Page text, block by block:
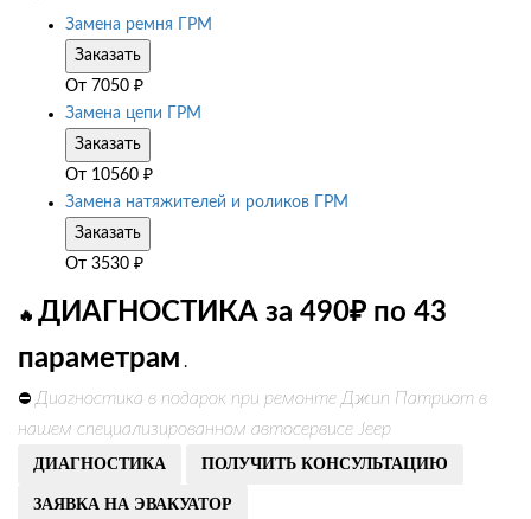
Замена ремня ГРМ
Заказать
От 7050 ₽
Замена цепи ГРМ
Заказать
От 10560 ₽
Замена натяжителей и роликов ГРМ
Заказать
От 3530 ₽
🔥 ДИАГНОСТИКА за 490₽ по 43
параметрам .
⛔ Диагностика в подарок при ремонте Джип Патриот в
нашем специализированном автосервисе Jeep
ДИАГНОСТИКА ПОЛУЧИТЬ КОНСУЛЬТАЦИЮ
ЗАЯВКА НА ЭВАКУАТОР